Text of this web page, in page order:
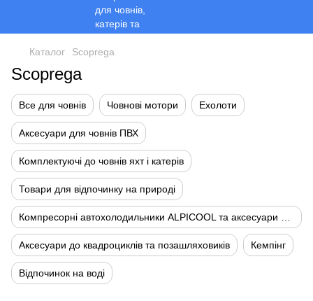
Каталог Scoprega
Scoprega
Все для човнів Човнові мотори Ехолоти
Аксесуари для човнів ПВХ
Комплектуючі до човнів яхт і катерів
Товари для відпочинку на природі
Аксесуари до квадроциклів та позашляховиків Кемпінг
Відпочинок на воді